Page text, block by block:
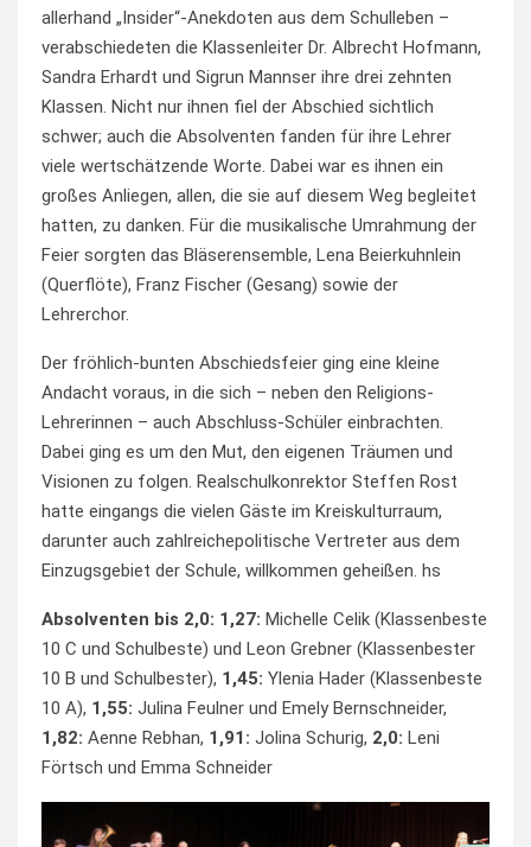
allerhand „Insider“-Anekdoten aus dem Schulleben –
verabschiedeten die Klassenleiter Dr. Albrecht Hofmann,
Sandra Erhardt und Sigrun Mannser ihre drei zehnten
Klassen. Nicht nur ihnen fiel der Abschied sichtlich
schwer; auch die Absolventen fanden für ihre Lehrer
viele wertschätzende Worte. Dabei war es ihnen ein
großes Anliegen, allen, die sie auf diesem Weg begleitet
hatten, zu danken. Für die musikalische Umrahmung der
Feier sorgten das Bläserensemble, Lena Beierkuhnlein
(Querflöte), Franz Fischer (Gesang) sowie der
Lehrerchor.
Der fröhlich-bunten Abschiedsfeier ging eine kleine
Andacht voraus, in die sich – neben den Religions-
Lehrerinnen – auch Abschluss-Schüler einbrachten.
Dabei ging es um den Mut, den eigenen Träumen und
Visionen zu folgen. Realschulkonrektor Steffen Rost
hatte eingangs die vielen Gäste im Kreiskulturraum,
darunter auch zahlreichepolitische Vertreter aus dem
Einzugsgebiet der Schule, willkommen geheißen. hs
Absolventen bis 2,0: 1,27: Michelle Celik (Klassenbeste
10 C und Schulbeste) und Leon Grebner (Klassenbester
10 B und Schulbester), 1,45: Ylenia Hader (Klassenbeste
10 A), 1,55: Julina Feulner und Emely Bernschneider,
1,82: Aenne Rebhan, 1,91: Jolina Schurig, 2,0: Leni
Förtsch und Emma Schneider